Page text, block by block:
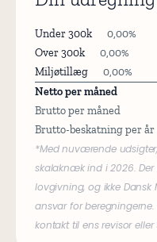
Under 300k 0,00%
Over 300k
0,00%
Miljøtillæg
0,00%
Netto per måned
Brutto per måned
Brutto-beskatning per år
*Med nuværende
skalaknæk ind i 2026.
lovgivning, og ikke Dansk
ansvar for
kontakt til ens revisor eller